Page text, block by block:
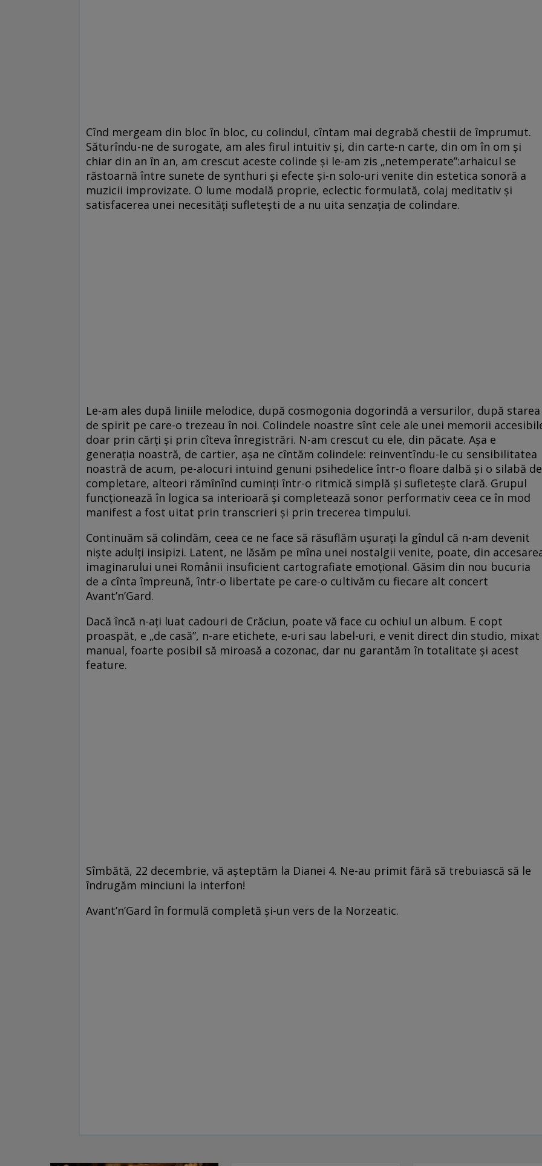
Cînd mergeam din bloc în bloc, cu colindul, cîntam mai degrabă chestii de împrumut.
Săturîndu-ne de surogate, am ales firul intuitiv și, din carte-n carte, din om în om și
chiar din an în an, am crescut aceste colinde și le-am zis „netemperate”:arhaicul se
răstoarnă între sunete de synthuri și efecte și-n solo-uri venite din estetica sonoră a
muzicii improvizate. O lume modală proprie, eclectic formulată, colaj meditativ și
satisfacerea unei necesități sufletești de a nu uita senzația de colindare.
Le-am ales după liniile melodice, după cosmogonia dogorindă a versurilor, după starea
de spirit pe care-o trezeau în noi. Colindele noastre sînt cele ale unei memorii
doar prin cărți și prin cîteva înregistrări. N-am crescut cu ele, din păcate. Așa e
generația noastră, de cartier, așa ne cîntăm colindele: reinventîndu-le cu sensibilitatea
noastră de acum, pe-alocuri intuind genuni psihedelice într-o floare dalbă și o silabă de
completare, alteori rămînînd cuminți într-o ritmică simplă și sufletește clară. Grupul
funcționează în logica sa interioară și completează sonor performativ ceea ce în mod
manifest a fost uitat prin transcrieri și prin trecerea timpului.
Continuăm să colindăm, ceea ce ne face să răsuflăm ușurați la gîndul că n-am devenit
niște adulți insipizi. Latent, ne lăsăm pe mîna unei nostalgii venite, poate, din
imaginarului unei Românii insuficient cartografiate emoțional. Găsim din nou bucuria
de a cînta împreună, într-o libertate pe care-o cultivăm cu fiecare alt concert
Avant’n’Gard.
Dacă încă n-ați luat cadouri de Crăciun, poate vă face cu ochiul un album. E copt
proaspăt, e „de casă”, n-are etichete, e-uri sau label-uri, e venit direct din studio, mixat
manual, foarte posibil să miroasă a cozonac, dar nu garantăm în totalitate și acest
feature.
Sîmbătă, 22 decembrie, vă așteptăm la Dianei 4. Ne-au primit fără să trebuiască să le
îndrugăm minciuni la interfon!
Avant’n’Gard în formulă completă și-un vers de la Norzeatic.